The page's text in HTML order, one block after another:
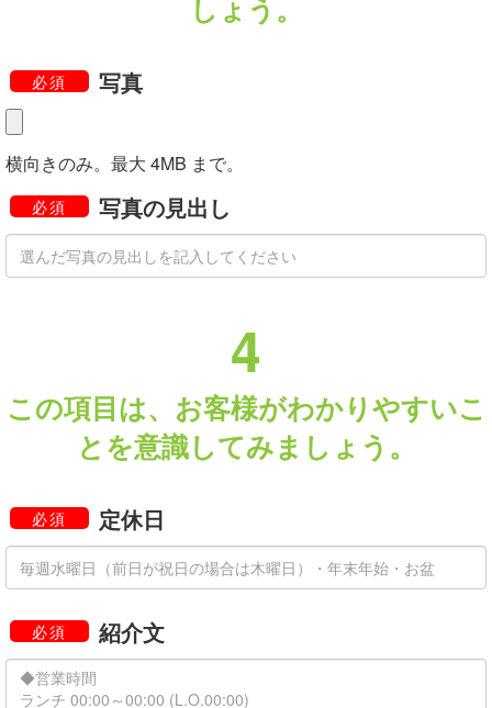
しょう。
必須 写真
横向きのみ。最大 4MB まで。
必須 写真の見出し
4
この項目は、お客様がわかりやすいこ
とを意識してみましょう。
必須 定休日
必須 紹介文